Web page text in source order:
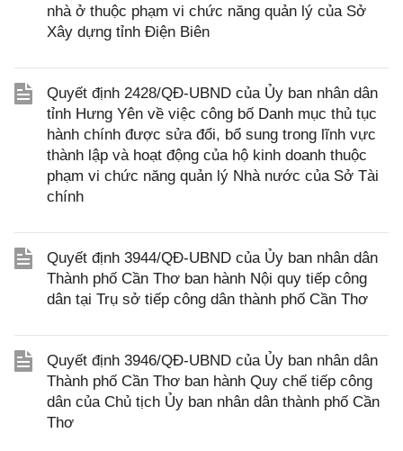
nhà ở thuộc phạm vi chức năng quản lý của Sở
Xây dựng tỉnh Điện Biên
Quyết định 2428/QĐ-UBND của Ủy ban nhân dân
tỉnh Hưng Yên về việc công bố Danh mục thủ tục
hành chính được sửa đổi, bổ sung trong lĩnh vực
thành lập và hoạt động của hộ kinh doanh thuộc
phạm vi chức năng quản lý Nhà nước của Sở Tài
chính
Quyết định 3944/QĐ-UBND của Ủy ban nhân dân
Thành phố Cần Thơ ban hành Nội quy tiếp công
dân tại Trụ sở tiếp công dân thành phố Cần Thơ
Quyết định 3946/QĐ-UBND của Ủy ban nhân dân
Thành phố Cần Thơ ban hành Quy chế tiếp công
dân của Chủ tịch Ủy ban nhân dân thành phố Cần
Thơ